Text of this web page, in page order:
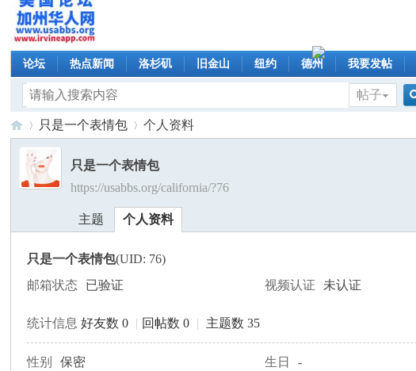
论坛 热点新闻 洛杉矶 旧金山 纽约 德州 我要发帖
帖子
美›
只是一个表情包
›
个人资料
只是一个表情包
https://usabbs.org/california/?76
主题 个人资料
只是一个表情包(UID: 76)
邮箱状态
已验证 视频认证 未认证
统计信息 好友数 0 | 回帖数 0 | 主题数 35
性别 保密 生日 -